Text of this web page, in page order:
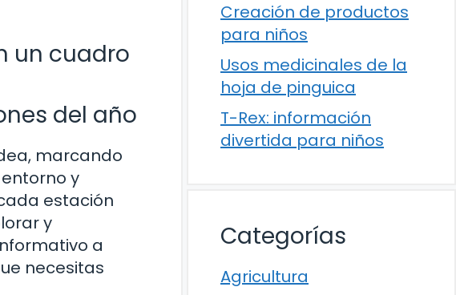
un cuadro
del año
marcando
y
estación
y
a
necesitas
Creación de productos
para niños
Usos medicinales de la
hoja de pinguica
T-Rex: información
divertida para niños
Categorías
Agricultura